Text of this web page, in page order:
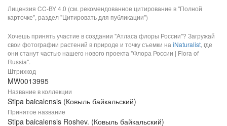
Лицензия CC-BY 4.0 (см. рекомендованное цитирование в "Полной
карточке", раздел "Цитировать для публикации")
Хочешь принять участие в создании "Атласа флоры России"? Загружай
свои фотографии растений в природе и точку съемки на iNaturalist, где
они станут частью нашего нового проекта "Флора России | Flora of
Russia".
Штрихкод
MW0013995
Название в коллекции
Stipa baicalensis (Ковыль байкальский)
Принятое название
Stipa baicalensis Roshev. (Ковыль байкальский)